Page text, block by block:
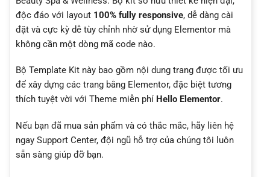
độc đáo với layout 100% fully responsive, dễ dàng cài
đặt và cực kỳ dễ tùy chỉnh nhờ sử dụng Elementor mà
không cần một dòng mã code nào.
Bộ Template Kit này bao gồm nội dung trang được tối ưu
để xây dựng các trang bằng Elementor, đặc biệt tương
thích tuyệt vời với Theme miễn phí Hello Elementor.
Nếu bạn đã mua sản phẩm và có thắc mắc, hãy liên hệ
ngay Support Center, đội ngũ hỗ trợ của chúng tôi luôn
sẵn sàng giúp đỡ bạn.